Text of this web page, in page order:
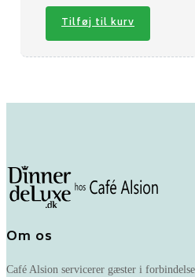
Tilføj til kurv
Om os
Café Alsion servicerer gæster i